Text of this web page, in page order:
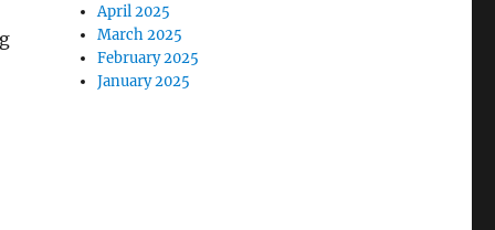
April 2025
March 2025
February 2025
January 2025